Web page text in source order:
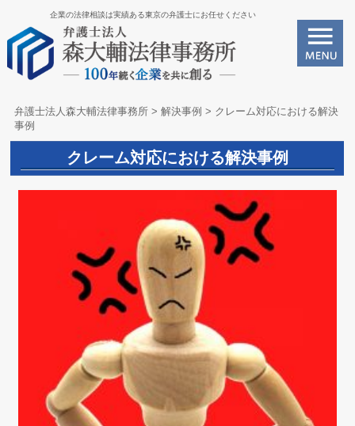
企業の法律相談は実績ある東京の弁護士にお任せください
弁護士法人森大輔法律事務所 >解決事例 > クレーム対応における解決
事例
クレーム対応における解決事例